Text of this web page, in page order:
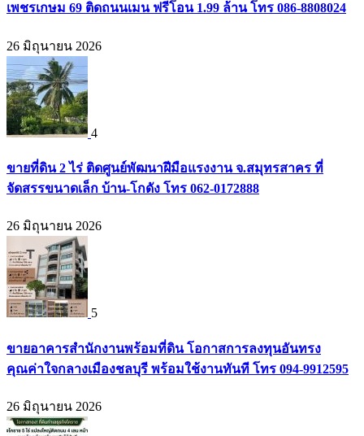
เพชรเกษม 69 ติดถนนเมน ฟรีโอน 1.99 ล้าน โทร 086-8808024
26 มิถุนายน 2026
4
ขายที่ดิน 2 ไร่ ติดศูนย์พัฒนาฝีมือแรงงาน จ.สมุทรสาคร ที่
จัดสรรขนาดเล็ก บ้าน-โกดัง โทร 062-0172888
26 มิถุนายน 2026
5
ขายอาคารสำนักงานพร้อมที่ดิน โอกาสการลงทุนอันทรง
คุณค่าใจกลางเมืองชลบุรี พร้อมใช้งานทันที โทร 094-9912595
26 มิถุนายน 2026